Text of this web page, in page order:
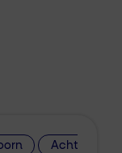
Achterhoek